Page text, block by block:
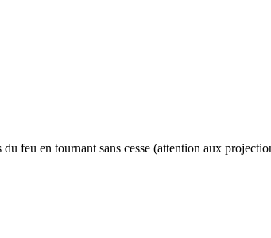
feu en tournant sans cesse (attention aux